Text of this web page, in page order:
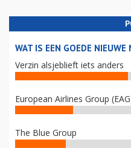
WAT IS EEN GOEDE
Verzin alsjeblieft iets anders
European Airlines Group
The Blue Group